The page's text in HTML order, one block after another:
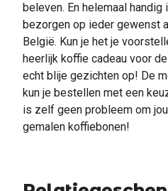
beleven. En helemaal
bezorgen op ieder gewenst
België. Kun je het je
heerlijk koffie cadeau voor
echt blije gezichten op! De
kun je bestellen met een
is zelf geen probleem om
gemalen koffiebonen!